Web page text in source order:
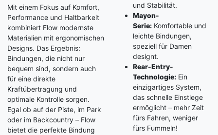
Mit einem Fokus auf Komfort,
Performance und Haltbarkeit
kombiniert Flow modernste
Materialien mit ergonomischen
Designs. Das Ergebnis:
Bindungen, die nicht nur
bequem sind, sondern auch
für eine direkte
Kraftübertragung und
optimale Kontrolle sorgen.
Egal ob auf der Piste, im Park
oder im Backcountry – Flow
bietet die perfekte Bindung
und Stabilität.
Mayon-
Serie:Komfortable und
leichte Bindungen,
speziell für Damen
designt.
Rear-Entry-
Technologie:Ein
einzigartiges System,
das schnelle Einstiege
ermöglicht – mehr Zeit
fürs Fahren, weniger
fürs Fummeln!